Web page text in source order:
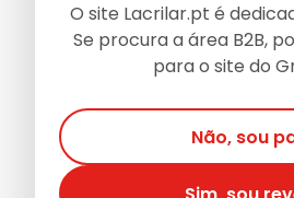
O site Lacrilar.pt é
Se procura a área B2B,
para o site do
Não, sou